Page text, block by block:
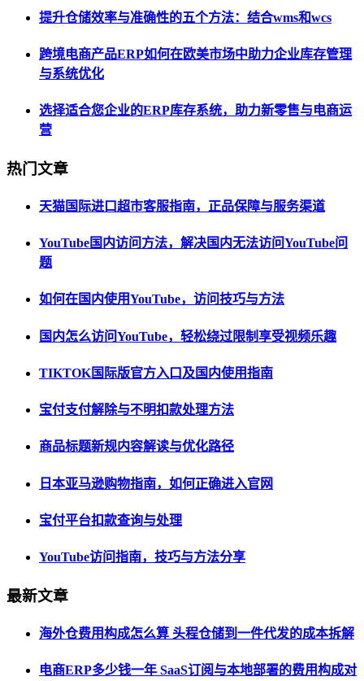
提升仓储效率与准确性的五个方法：结合wms和wcs
跨境电商产品ERP如何在欧美市场中助力企业库存管理
与系统优化
选择适合您企业的ERP库存系统，助力新零售与电商运
营
热门文章
天猫国际进口超市客服指南，正品保障与服务渠道
YouTube国内访问方法，解决国内无法访问YouTube问
题
如何在国内使用YouTube，访问技巧与方法
国内怎么访问YouTube，轻松绕过限制享受视频乐趣
TIKTOK国际版官方入口及国内使用指南
宝付支付解除与不明扣款处理方法
商品标题新规内容解读与优化路径
日本亚马逊购物指南，如何正确进入官网
宝付平台扣款查询与处理
YouTube访问指南，技巧与方法分享
最新文章
海外仓费用构成怎么算 头程仓储到一件代发的成本拆解
电商ERP多少钱一年 SaaS订阅与本地部署的费用构成对